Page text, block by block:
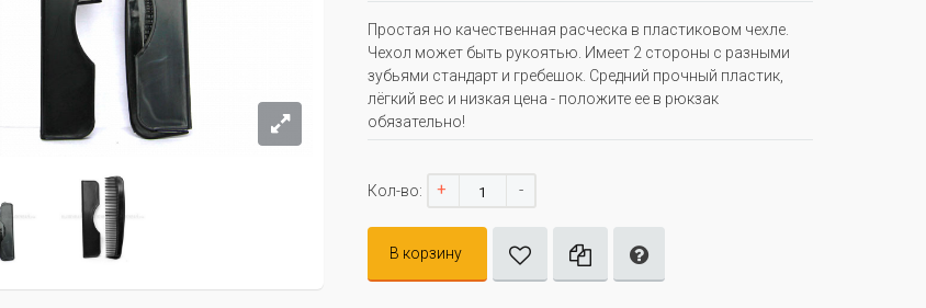
Простая но качественная расческа в пластиковом чехле.
Чехол может быть рукоятью. Имеет 2 стороны с разными
зубьями стандарт и гребешок. Средний прочный пластик,
лёгкий вес и низкая цена - положите ее в рюкзак
обязательно!
Кол-во: + -
В корзину